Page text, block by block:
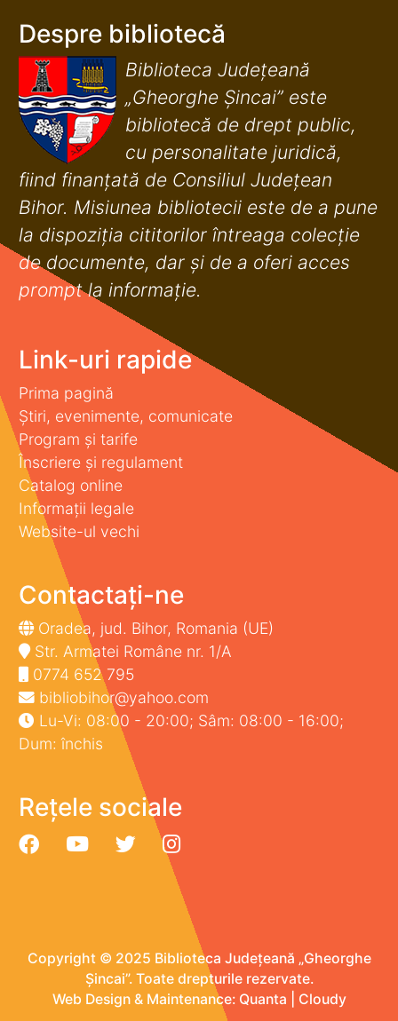
Despre bibliotecă
Biblioteca Județeană
„Gheorghe Șincai” este
bibliotecă de drept public,
cu personalitate juridică,
fiind finanţată de Consiliul Judeţean
Bihor. Misiunea bibliotecii este de a pune
la dispoziţia cititorilor întreaga colecţie
de documente, dar şi de a oferi acces
prompt la informaţie.
Link-uri rapide
Prima pagină
Știri, evenimente, comunicate
Program și tarife
Înscriere și regulament
Catalog online
Informații legale
Website-ul vechi
Contactați-ne
Oradea, jud. Bihor, Romania (UE)
Str. Armatei Române nr. 1/A
0774 652 795
bibliobihor@yahoo.com
Lu-Vi: 08:00 - 20:00; Sâm: 08:00 - 16:00;
Dum: închis
Rețele sociale
Copyright © 2025 Biblioteca Județeană „Gheorghe
Șincai”. Toate drepturile rezervate.
Web Design & Maintenance: Quanta Cloudy